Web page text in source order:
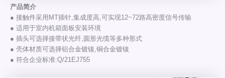
产品简介
● 接触件采用MT插针,集成度高,可实现12~72路高密度信号传输
● 适用于室内机箱面板安装环境
● 插头可选择接带状光纤,圆形光缆等多种形式
● 壳体材质可选择铝合金镀镍,铜合金镀镍
● 符合企业标准:Q/21EJ755